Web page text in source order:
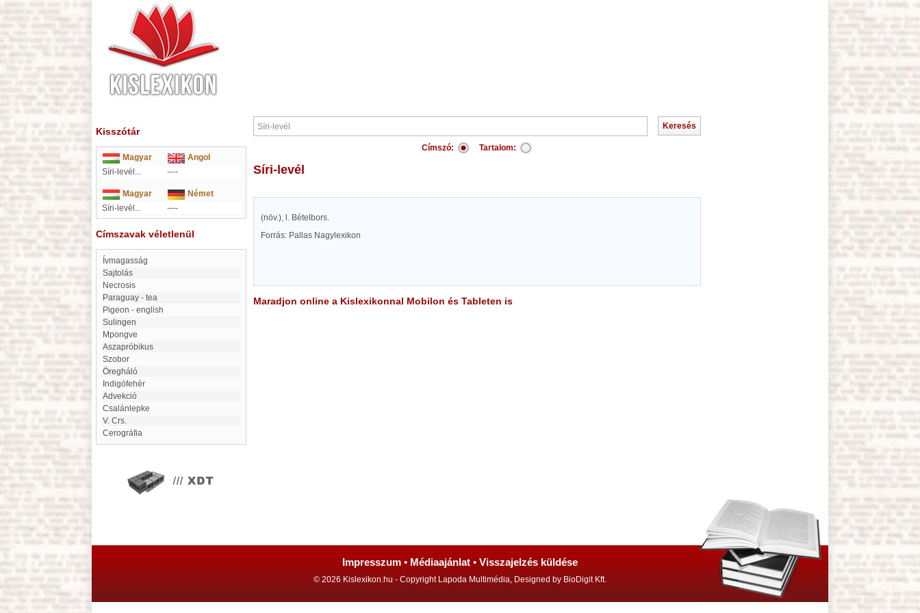
Kisszótár
Magyar
Angol
Síri-levél...
----
Magyar
Német
Síri-levél...
----
Címszavak véletlenül
Ívmagasság
Sajtolás
Necrosis
Paraguay - tea
Pigeon - english
Sulingen
Mpongve
Aszapróbikus
Szobor
Öregháló
Indigófehér
advekció
Csalánlepke
V. Crs.
Cerográfia
Címszó: Tartalom:
Síri-levél
(növ.), l. Bételbors.
Forrás: Pallas Nagylexikon
Maradjon online a Kislexikonnal Mobilon és Tableten is
Impresszum • Médiaajánlat • Visszajelzés küldése
© 2026 Kislexikon.hu - Copyright Lapoda Multimédia, Designed by BioDigit Kft.